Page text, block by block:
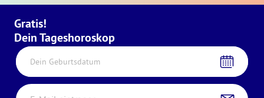
Gratis!
Dein Tageshoroskop
Dein Geburtsdatum